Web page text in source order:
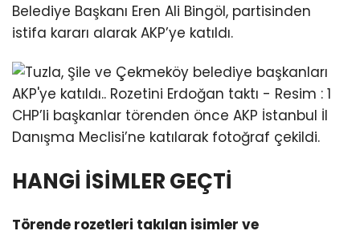
Belediye Başkanı Eren Ali Bingöl, partisinden
istifa kararı alarak AKP’ye katıldı.
CHP’li başkanlar törenden önce AKP İstanbul İl
Danışma Meclisi’ne katılarak fotoğraf çekildi.
HANGİ İSİMLER GEÇTİ
Törende rozetleri takılan isimler ve